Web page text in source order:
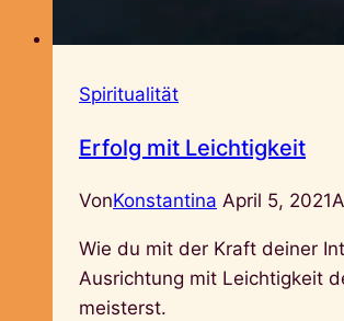
Spiritualität
Erfolg mit Leichtigkeit
VonKonstantina April 5, 2021
Wie du mit der Kraft deiner
Ausrichtung mit Leichtigkeit
meisterst.